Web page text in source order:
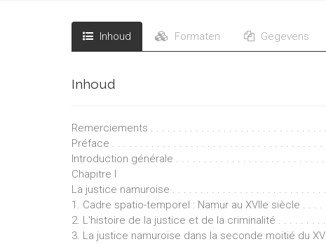
Inhoud Formaten Gegevens
Inhoud
Remerciements . . . . . . . . . . . . . . . . . . . . . . . . . . . . . . .
Préface . . . . . . . . . . . . . . . . . . . . . . . . . . . . . . . . . . . . .
Introduction générale . . . . . . . . . . . . . . . . . . . . . . . . . .
Chapitre I
La justice namuroise . . . . . . . . . . . . . . . . . . . . . . . . . . .
1. Cadre spatio-temporel : Namur au XVIIe siècle . . . .
2. L'histoire de la justice et de la criminalité . . . . . . . . .
3. La justice namuroise dans la seconde moitié du